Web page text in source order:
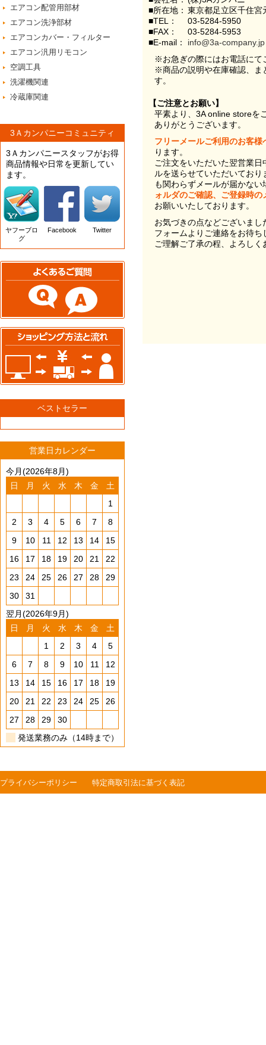
エアコン配管用部材
エアコン洗浄部材
エアコンカバー・フィルター
エアコン汎用リモコン
空調工具
洗濯機関連
冷蔵庫関連
3Ａカンパニーコミュニティ
3Ａカンパニースタッフがお得
商品情報や日常を更新してい
ます。
ヤフーブロ
グ
Facebook Twitter
ベストセラー
営業日カレンダー
今月(2026年8月)
日
月 火 水 木 金
土
1
2
3 4 5 6 7
8
9
10 11 12 13 14
15
16
17 18 19 20 21
22
23
24 25 26 27 28
29
30
31
翌月(2026年9月)
日
月 火 水 木 金
土
1
2 3 4
5
6
7 8 9 10 11
12
13
14 15 16 17 18
19
20
21 22 23 24 25
26
27
28 29
30
発送業務のみ（14時まで）
■所在地： 東京都足立区千住
■TEL：
03-5284-5950
■FAX：
03-5284-5953
■E-mail：
info@3a-company.jp
※お急ぎの際にはお電話にて
※商品の説明や在庫確認、ま
す。
【ご注意とお願い】
平素より、3A online storeを
ありがとうございます。
フリーメールご利用のお客様
ります。
ご注文をいただいた翌営業
ルを送らせていただいてお
も関わらずメールが届かない
ォルダのご確認、ご登録時
お願いいたしております。
お気づきの点などございま
フォームよりご連絡をお待ち
ご理解ご了承の程、よろし
プライバシーポリシー 特定商取引法に基づく表記